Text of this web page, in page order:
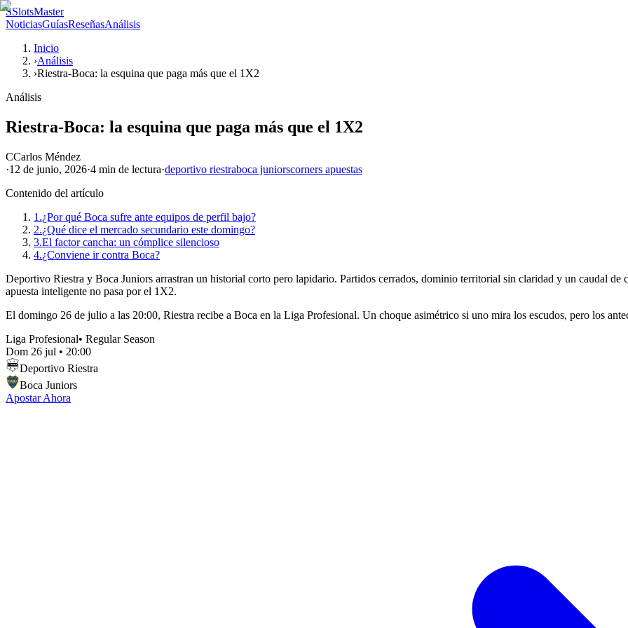
SSlotsMaster
NoticiasGuíasReseñasAnálisis
Inicio
›Análisis
›Riestra-Boca: la esquina que paga más que el 1X2
Análisis
Riestra-Boca: la esquina que paga más que el 1X2
CCarlos Méndez
·12 de junio, 2026·4 min de lectura·deportivo riestraboca juniorscorners apuestas
Contenido del artículo
1.¿Por qué Boca sufre ante equipos de perfil bajo?
2.¿Qué dice el mercado secundario este domingo?
3.El factor cancha: un cómplice silencioso
4.¿Conviene ir contra Boca?
Deportivo Riestra y Boca Juniors arrastran un historial corto pero lapidario. Partidos cerrados, dominio territorial sin claridad y un caudal
apuesta inteligente no pasa por el 1X2.
El domingo 26 de julio a las 20:00, Riestra recibe a Boca en la Liga Profesional. Un choque asimétrico si uno mira los escudos, pero los
Liga Profesional• Regular Season
Dom 26 jul • 20:00
Deportivo Riestra
Boca Juniors
Apostar Ahora